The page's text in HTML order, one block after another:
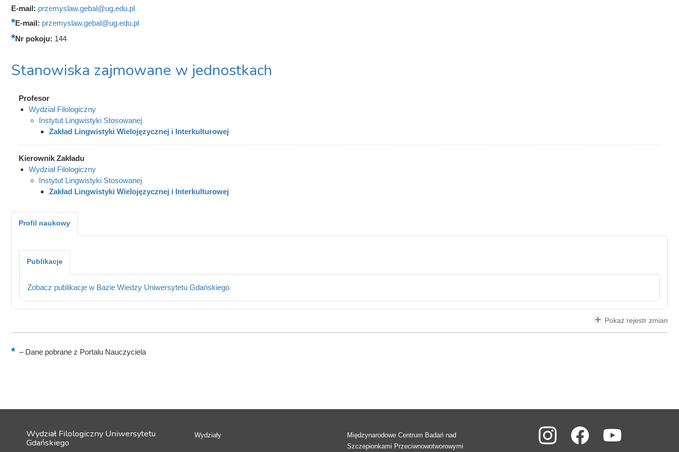
E-mail: przemyslaw.gebal@ug.edu.pl
E-mail: przemyslaw.gebal@ug.edu.pl
Nr pokoju: 144
Stanowiska zajmowane w jednostkach
Profesor
Wydział Filologiczny
Instytut Lingwistyki Stosowanej
Zakład Lingwistyki Wielojęzycznej i Interkulturowej
Kierownik Zakładu
Wydział Filologiczny
Instytut Lingwistyki Stosowanej
Zakład Lingwistyki Wielojęzycznej i Interkulturowej
Profil naukowy
Publikacje
Zobacz publikacje w Bazie Wiedzy Uniwersytetu Gdańskiego
Pokaż rejestr zmian
–Dane pobrane z Portalu Nauczyciela
Wydział Filologiczny Uniwersytetu
Gdańskiego
Wydziały
Międzynarodowe Centrum Badań nad
Szczepionkami Przeciwnowotworowymi